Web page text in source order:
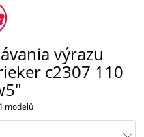
výrazu
c2307 110
modelů